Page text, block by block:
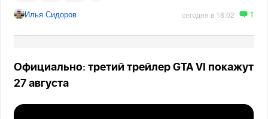
Илья Сидоров сегодня в 18:02 1
Официально: третий трейлер GTA VI покажут
27 августа